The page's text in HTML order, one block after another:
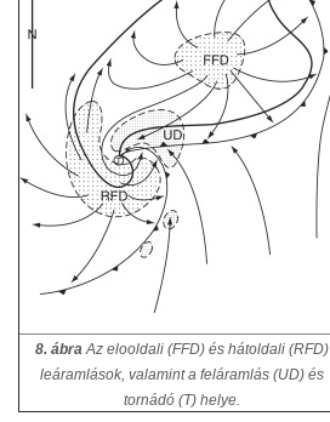
8. ábraAz elooldali (FFD) és hátoldali (RFD)
leáramlások, valamint a feláramlás (UD) és
tornádó (T) helye.